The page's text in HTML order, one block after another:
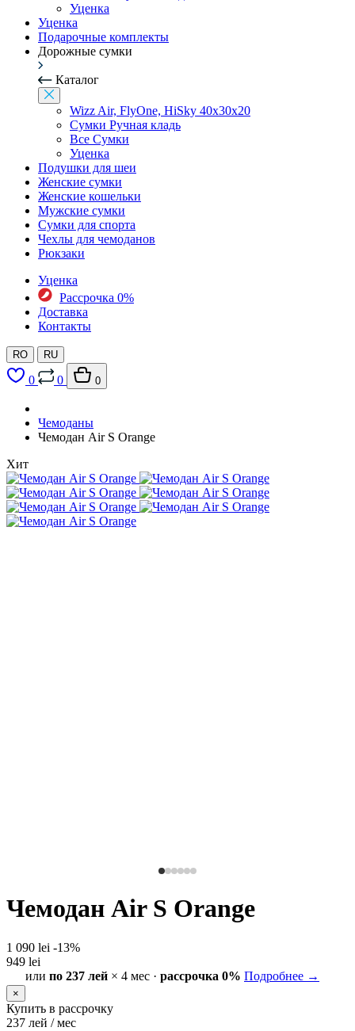
Уценка
Уценка
Подарочные комплекты
Дорожные сумки
Каталог
Wizz Air, FlyOne, HiSky 40x30x20
Сумки Ручная кладь
Все Сумки
Уценка
Подушки для шеи
Женские сумки
Женские кошельки
Мужские сумки
Сумки для спорта
Чехлы для чемоданов
Рюкзаки
Уценка
Рассрочка 0%
Доставка
Контакты
RO RU
0 0 0
Чемоданы
Чемодан Air S Orange
Хит
Чемодан Air S Orange
1 090 lei -13%
949 lei
или по 237 лей × 4 мес · рассрочка 0% Подробнее →
×
Купить в рассрочку
237 лей / мес